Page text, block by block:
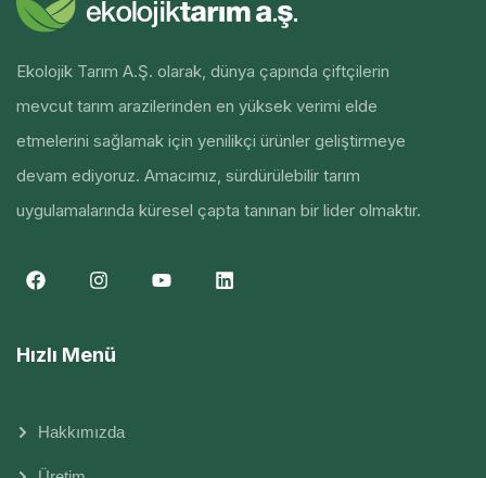
Ekolojik Tarım A.Ş. olarak, dünya çapında çiftçilerin
mevcut tarım arazilerinden en yüksek verimi elde
etmelerini sağlamak için yenilikçi ürünler geliştirmeye
devam ediyoruz. Amacımız, sürdürülebilir tarım
uygulamalarında küresel çapta tanınan bir lider olmaktır.
Hızlı Menü
Hakkımızda